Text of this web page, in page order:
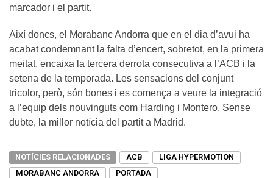
marcador i el partit.
Així doncs, el Morabanc Andorra que en el dia d’avui ha
acabat condemnant la falta d’encert, sobretot, en la primera
meitat, encaixa la tercera derrota consecutiva a l’ACB i la
setena de la temporada. Les sensacions del conjunt
tricolor, però, són bones i es comença a veure la integració
a l’equip dels nouvinguts com Harding i Montero. Sense
dubte, la millor notícia del partit a Madrid.
NOTÍCIES RELACIONADES ACB
LIGA HYPERMOTION
MORABANC ANDORRA
PORTADA